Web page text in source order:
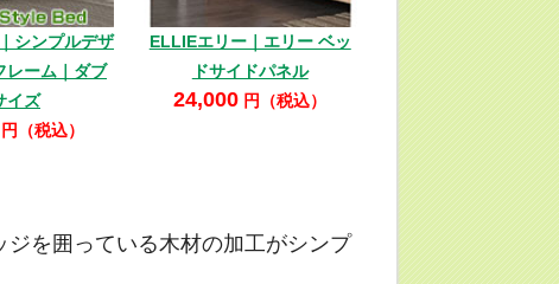
シンプルデザ
レーム｜ダブ
イズ
（税込）
ELLIEエリー｜エリー ベッ
ドサイドパネル
24,000 円（税込）
を囲っている木材の加工がシンプ